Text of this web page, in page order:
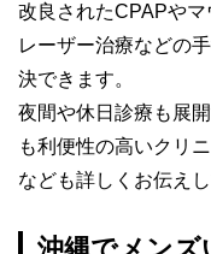
改良されたCPAPやマ
レーザー治療などの
決できます。
夜間や休日診療も展
も利便性の高いクリ
なども詳しくお伝えし